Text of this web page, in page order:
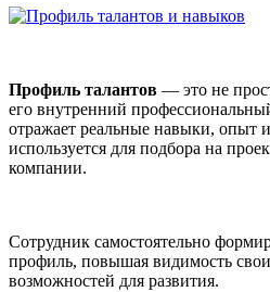
Профиль талантов — это не
его внутренний
отражает реальные навыки, опыт
используется для подбора на
компании.
Сотрудник самостоятельно
профиль, повышая видимость
возможностей для развития.